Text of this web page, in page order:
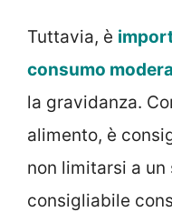
Tuttavia, è
consumo
la gravidanza.
alimento, è
non limitarsi a un
consigliabile